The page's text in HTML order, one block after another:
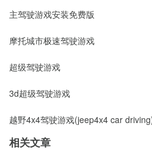
4、选择你的摩托车，倾斜屏幕或通
1、摩托加速支持3D
3、近身超车可获得奖励分
4、左右倾斜您的手机来控制摩托行驶
5、选择高级摩托赛车，获得更多得分
6、点按屏幕可加速摩托赛车，还可获
主驾驶游戏安装免费版
摩托城市极速驾驶游戏
超级驾驶游戏
3d超级驾驶游戏
越野4x4驾驶游戏(jeep4x4 car
相关文章